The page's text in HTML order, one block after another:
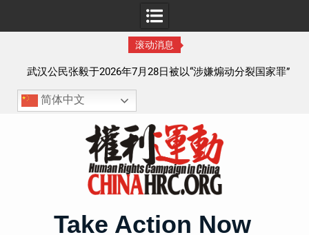
滚动消息
武汉公民张毅于2026年7月28日被以“涉嫌煽动分裂国家罪”
执行逮捕 目前羁押在拉萨市看守所
简体中文
Take Action Now